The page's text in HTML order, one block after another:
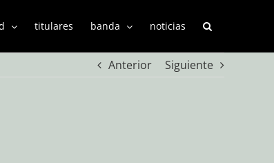
titulares banda noticias
Anterior Siguiente